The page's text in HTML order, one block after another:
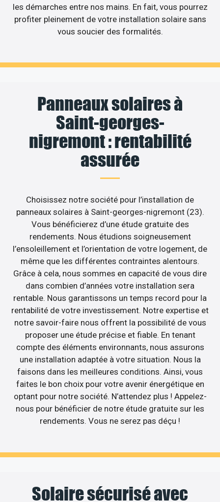
les démarches entre nos mains. En fait, vous pourrez
profiter pleinement de votre installation solaire sans
vous soucier des formalités.
Panneaux solaires à
Saint-georges-
nigremont : rentabilité
assurée
Choisissez notre société pour l’installation de
panneaux solaires à Saint-georges-nigremont (23).
Vous bénéficierez d’une étude gratuite des
rendements. Nous étudions soigneusement
l’ensoleillement et l’orientation de votre logement, de
même que les différentes contraintes alentours.
Grâce à cela, nous sommes en capacité de vous dire
dans combien d’années votre installation sera
rentable. Nous garantissons un temps record pour la
rentabilité de votre investissement. Notre expertise et
notre savoir-faire nous offrent la possibilité de vous
proposer une étude précise et fiable. En tenant
compte des éléments environnants, nous assurons
une installation adaptée à votre situation. Nous la
faisons dans les meilleures conditions. Ainsi, vous
faites le bon choix pour votre avenir énergétique en
optant pour notre société. N’attendez plus ! Appelez-
nous pour bénéficier de notre étude gratuite sur les
rendements. Vous ne serez pas déçu !
Solaire sécurisé avec